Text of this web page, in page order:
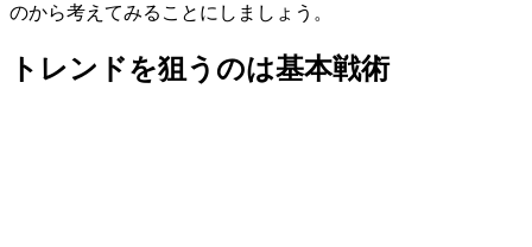
のから考えてみることにしましょう。
トレンドを狙うのは基本戦術